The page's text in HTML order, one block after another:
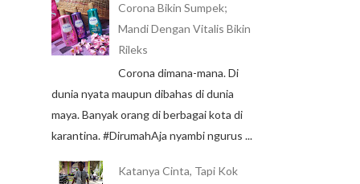
Corona Bikin Sumpek;
Mandi Dengan Vitalis Bikin
Rileks
Corona dimana-mana. Di
dunia nyata maupun dibahas di dunia
maya. Banyak orang di berbagai kota di
karantina. #DirumahAja nyambi ngurus ...
Katanya Cinta, Tapi Kok